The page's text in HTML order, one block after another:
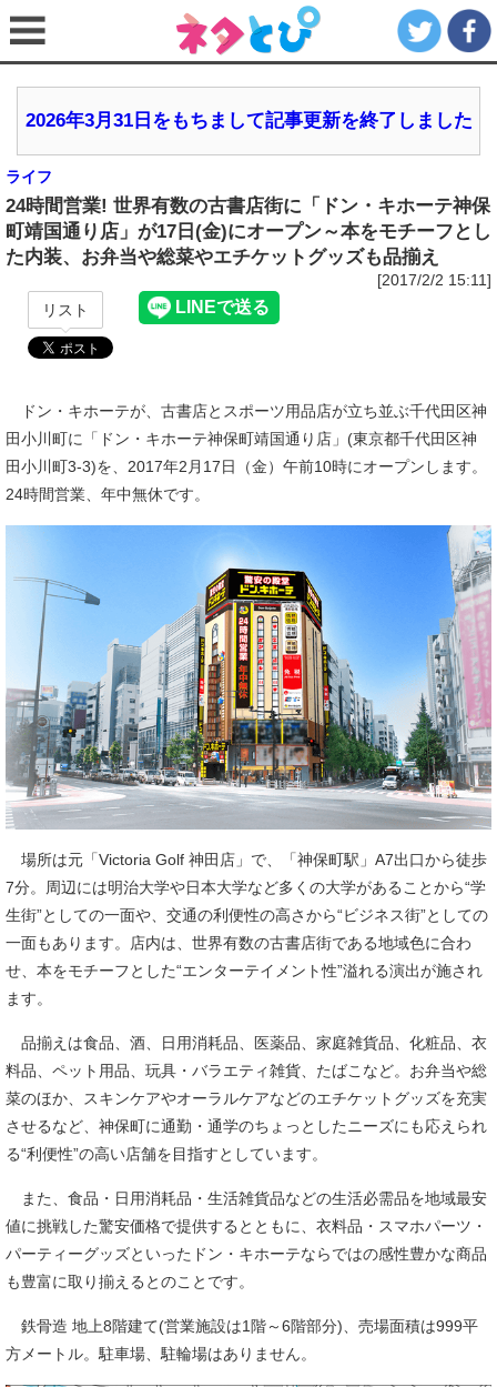
2026年3月31日をもちまして記事更新を終了しました
ライフ
24時間営業! 世界有数の古書店街に「ドン・キホーテ神保
町靖国通り店」が17日(金)にオープン～本をモチーフとし
た内装、お弁当や総菜やエチケットグッズも品揃え
[2017/2/2 15:11]
リスト
ドン・キホーテが、古書店とスポーツ用品店が立ち並ぶ千代田区神
田小川町に「ドン・キホーテ神保町靖国通り店」(東京都千代田区神
田小川町3-3)を、2017年2月17日（金）午前10時にオープンします。
24時間営業、年中無休です。
場所は元「Victoria Golf 神田店」で、「神保町駅」A7出口から徒歩
7分。周辺には明治大学や日本大学など多くの大学があることから“学
生街”としての一面や、交通の利便性の高さから“ビジネス街”としての
一面もあります。店内は、世界有数の古書店街である地域色に合わ
せ、本をモチーフとした“エンターテイメント性”溢れる演出が施され
ます。
品揃えは食品、酒、日用消耗品、医薬品、家庭雑貨品、化粧品、衣
料品、ペット用品、玩具・バラエティ雑貨、たばこなど。お弁当や総
菜のほか、スキンケアやオーラルケアなどのエチケットグッズを充実
させるなど、神保町に通勤・通学のちょっとしたニーズにも応えられ
る“利便性”の高い店舗を目指すとしています。
また、食品・日用消耗品・生活雑貨品などの生活必需品を地域最安
値に挑戦した驚安価格で提供するとともに、衣料品・スマホパーツ・
パーティーグッズといったドン・キホーテならではの感性豊かな商品
も豊富に取り揃えるとのことです。
鉄骨造 地上8階建て(営業施設は1階～6階部分)、売場面積は999平
方メートル。駐車場、駐輪場はありません。